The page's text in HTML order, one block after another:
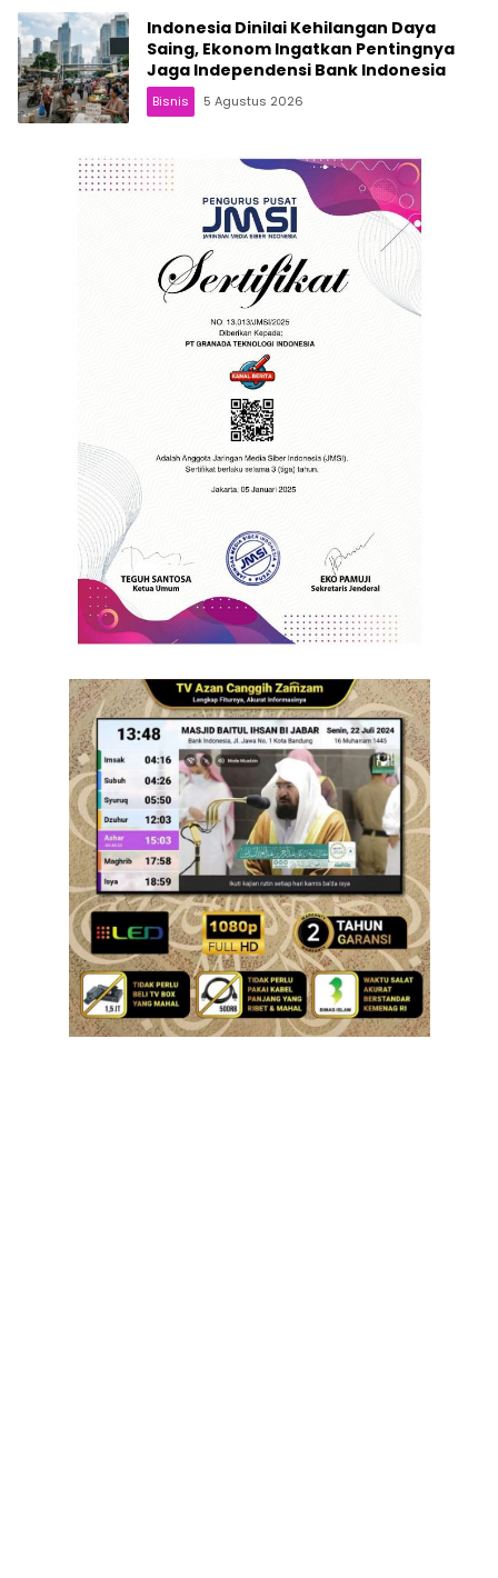
Indonesia Dinilai Kehilangan Daya
Saing, Ekonom Ingatkan Pentingnya
Jaga Independensi Bank Indonesia
Bisnis 5 Agustus 2026